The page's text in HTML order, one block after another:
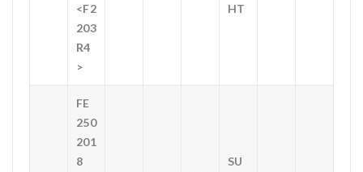
<F2
203
R4
>
HT
FE
250
201
8
SU